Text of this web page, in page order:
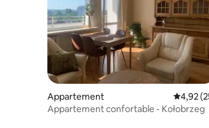
Appartement
4,92
Appartement confortable - Kołobrzeg